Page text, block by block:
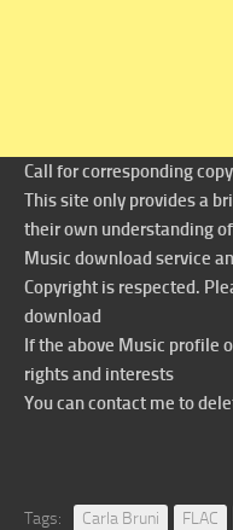
Call for corresponding
This site only provides a
their own understanding
Music download service
Copyright is respected.
download
If the above Music profile
rights and interests
You can contact me to
Tags: Carla Bruni FLAC